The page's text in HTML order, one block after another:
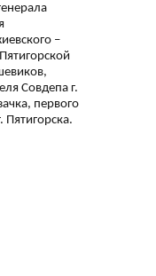
–
Совдепа г.
первого
Пятигорска.